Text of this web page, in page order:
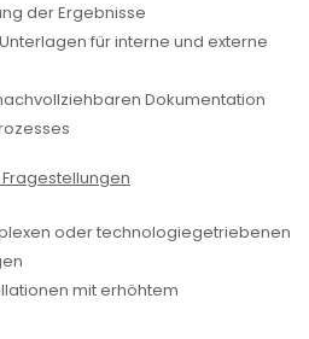
der Ergebnisse
für interne und externe
Dokumentation
oder technologiegetriebenen
mit erhöhtem